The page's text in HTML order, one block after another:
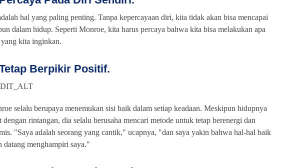
hal yang paling penting. Tanpa kepercayaan diri, kita tidak akan bisa mencapai
dalam hidup. Seperti Monroe, kita harus percaya bahwa kita bisa melakukan apa
yang kita inginkan.
Berpikir Positif.
selalu berupaya menemukan sisi baik dalam setiap keadaan. Meskipun hidupnya
dengan rintangan, dia selalu berusaha mencari metode untuk tetap berenergi dan
"Saya adalah seorang yang cantik," ucapnya, "dan saya yakin bahwa hal-hal baik
datang menghampiri saya."